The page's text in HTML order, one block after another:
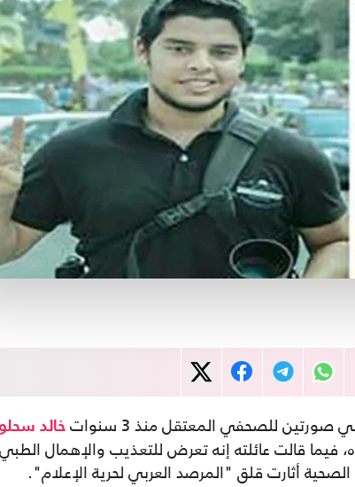
للصحفي المعتقل منذ 3 سنوات خالد
فيما قالت عائلته إنه تعرض للتعذيب والإهمال
أثارت قلق "المرصد العربي لحرية الإعلام".